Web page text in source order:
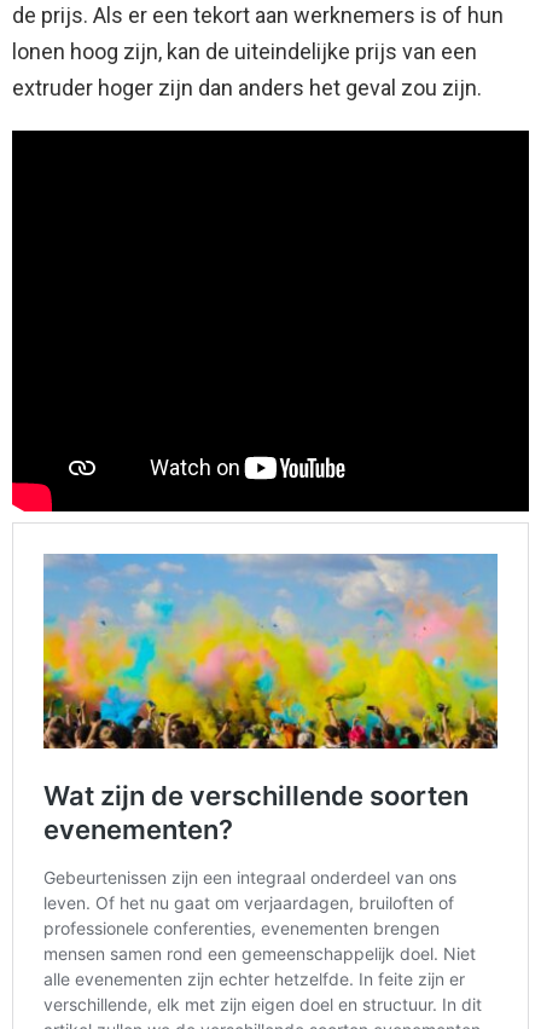
de prijs. Als er een tekort aan werknemers is of hun
lonen hoog zijn, kan de uiteindelijke prijs van een
extruder hoger zijn dan anders het geval zou zijn.